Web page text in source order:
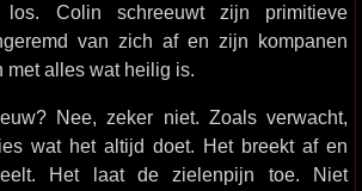
los. Colin schreeuwt zijn primitieve
van zich af en zijn kompanen
met alles wat heilig is.
Nee, zeker niet. Zoals verwacht,
wat het altijd doet. Het breekt af en
Het laat de zielenpijn toe. Niet